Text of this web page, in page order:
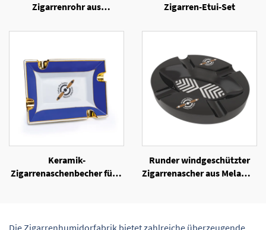
Zigarrenrohr aus
Zigarren-Etui-Set
Keramik-
Zigarrenaschenbecher für 4
Runder windgeschützter
Zigarrenascher aus Melamin
Die Zigarrenhumidorfabrik bietet zahlreiche überzeugende